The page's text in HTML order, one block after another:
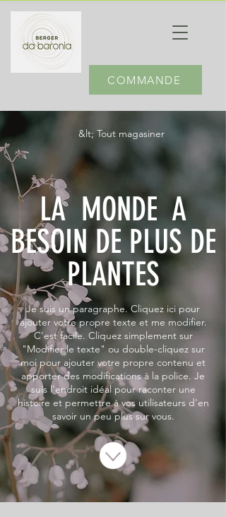
COMMANDE
&lt; Tout magasiner
LA MONDE A
BESOIN DE PLUS DE
PLANTES
Je suis un paragraphe. Cliquez ici pour
ajouter votre propre texte et me modifier.
C'est facile. Cliquez simplement sur
"Modifier le texte" ou double-cliquez sur
moi pour ajouter votre propre contenu et
apporter des modifications à la police. Je
suis l'endroit idéal pour raconter une
histoire et permettre à vos utilisateurs d'en
savoir un peu plus sur vous.